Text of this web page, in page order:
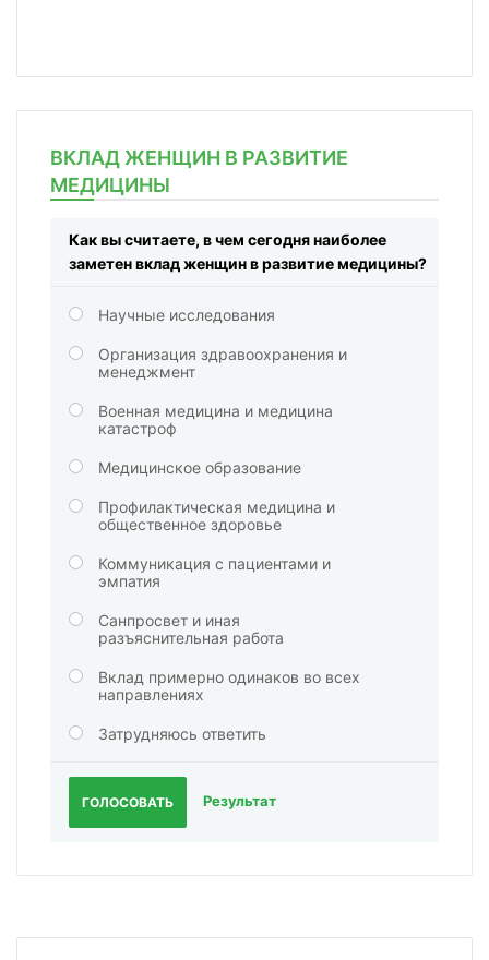
ВКЛАД ЖЕНЩИН В РАЗВИТИЕ
МЕДИЦИНЫ
Как вы считаете, в чем сегодня наиболее
заметен вклад женщин в развитие медицины?
Научные исследования
Организация здравоохранения и
менеджмент
Военная медицина и медицина
катастроф
Медицинское образование
Профилактическая медицина и
общественное здоровье
Коммуникация с пациентами и
эмпатия
Санпросвет и иная
разъяснительная работа
Вклад примерно одинаков во всех
направлениях
Затрудняюсь ответить
ГОЛОСОВАТЬ Результат